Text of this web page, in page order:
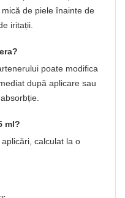
de piele înainte de
iritații.
poate modifica
după aplicare sau
ml?
calculat la o